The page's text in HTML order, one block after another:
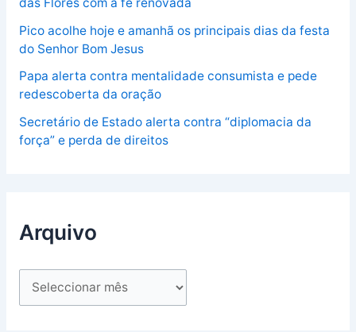
Pico acolhe hoje e amanhã os principais dias da festa
do Senhor Bom Jesus
Papa alerta contra mentalidade consumista e pede
redescoberta da oração
Secretário de Estado alerta contra “diplomacia da
força” e perda de direitos
Arquivo